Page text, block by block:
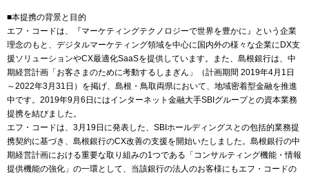
■本提携の背景と目的
エフ・コードは、『マーケティングテクノロジーで世界を豊かに』という企業
理念のもと、デジタルマーケティング領域を中心に国内外の様々な企業にDX支
援ソリューションやCX最適化SaaSを提供しています。また、島根銀行は、中
期経営計画「お客さまのために考動するしまぎん」（計画期間 2019年4月1日
～2022年3月31日）を掲げ、島根・鳥取両県において、地域密着型金融を推進
中です。2019年9月6日にはインターネット金融大手SBIグループとの資本業務
提携を結びました。
エフ・コードは、3月19日に発表した、SBIホールディングスとの包括的業務提
携契約に基づき、島根銀行のCX改善の支援を開始いたしました。島根銀行の中
期経営計画における重要な取り組みの1つである「コンサルティング機能・情報
提供機能の強化」の一環として、当該銀行の法人のお客様にもエフ・コードの